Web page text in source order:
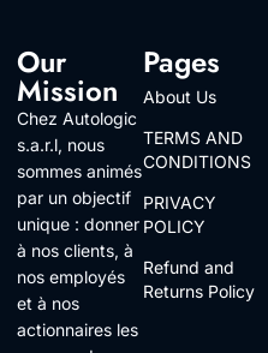
Our
Mission
Chez Autologic
s.a.r.l, nous
sommes animés
par un objectif
unique : donner
à nos clients, à
nos employés
et à nos
actionnaires les
Pages
About Us
TERMS AND
CONDITIONS
PRIVACY
POLICY
Refund and
Returns Policy